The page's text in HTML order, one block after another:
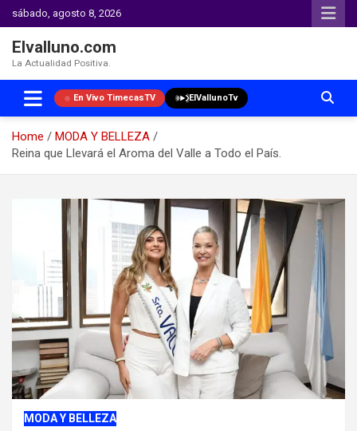
sábado, agosto 8, 2026
Elvalluno.com
La Actualidad Positiva.
En Vivo TimecasTV ElVallunoTv
Home
MODA Y BELLEZA
Reina que Llevará el Aroma del Valle a Todo el País.
MODA Y BELLEZA